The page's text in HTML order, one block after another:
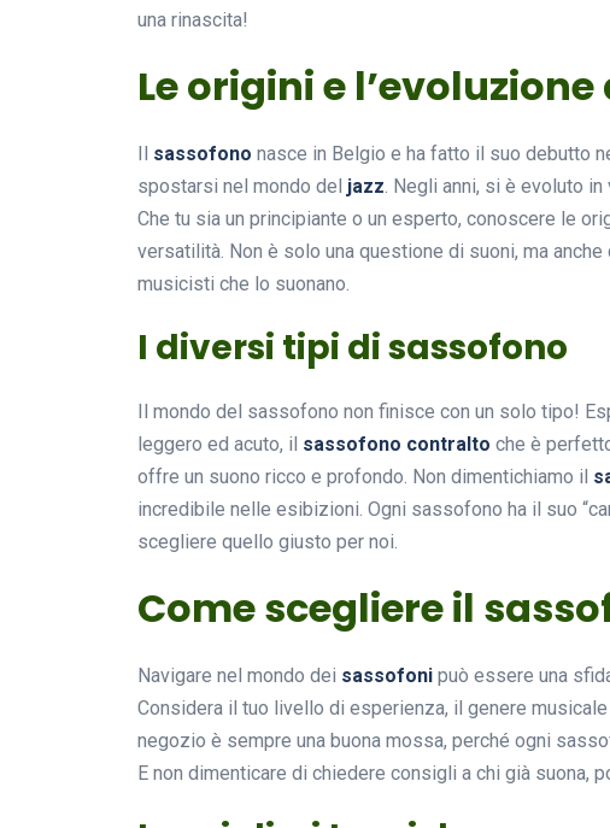
una rinascita!
Le origini e
Il sassofono nasce in Belgio e ha fatto il suo debutto
spostarsi nel mondo del jazz. Negli anni, si è evoluto in
Che tu sia un principiante o un esperto, conoscere le
versatilità. Non è solo una questione di suoni, ma
musicisti che lo suonano.
I diversi tipi di sassofono
Il mondo del sassofono non finisce con un solo tipo!
leggero ed acuto, il sassofono contralto che è
offre un suono ricco e profondo. Non dimentichiamo il
incredibile nelle esibizioni. Ogni sassofono ha il suo
scegliere quello giusto per noi.
Come scegliere il
Navigare nel mondo dei sassofoni può essere una
Considera il tuo livello di esperienza, il genere
negozio è sempre una buona mossa, perché ogni
E non dimenticare di chiedere consigli a chi già suona,